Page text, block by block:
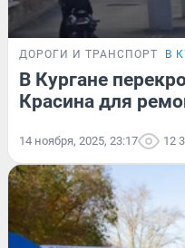
ДОРОГИ И ТРАНСПОРТ В
В Кургане
Красина для
14 ноября, 2025, 23:17 12